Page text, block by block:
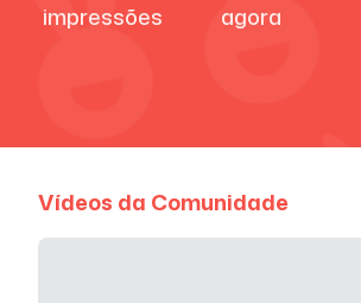
impressões
agora
Vídeos da Comunidade